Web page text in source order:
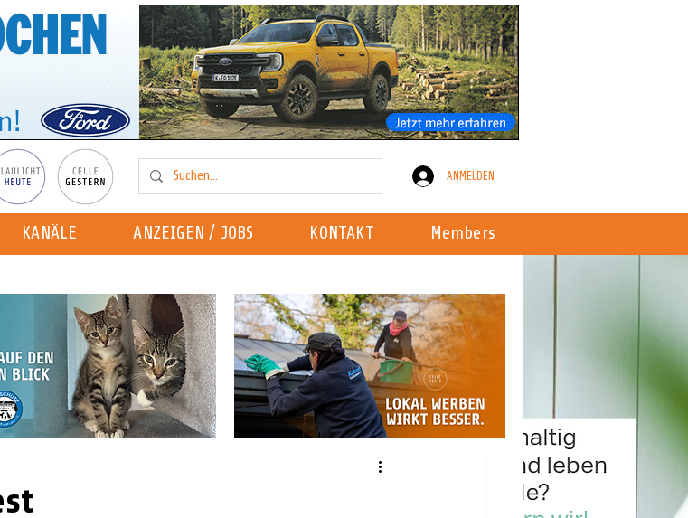
ANMELDEN
KANÄLE ANZEIGEN / JOBS KONTAKT Members